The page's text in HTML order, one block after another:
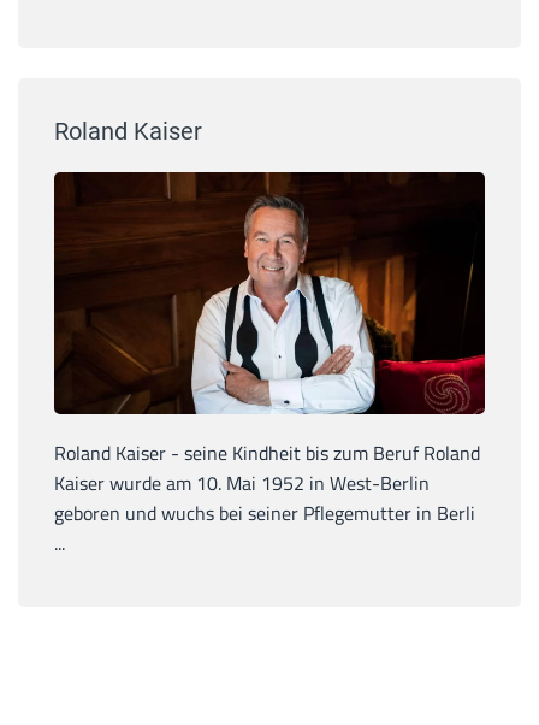
Roland Kaiser
Roland Kaiser - seine Kindheit bis zum Beruf Roland
Kaiser wurde am 10. Mai 1952 in West-Berlin
geboren und wuchs bei seiner Pflegemutter in Berli
...